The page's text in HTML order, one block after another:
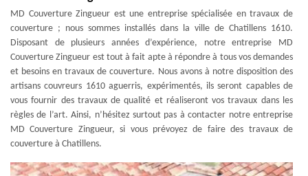
MD Couverture Zingueur est une entreprise spécialisée en travaux de
couverture ; nous sommes installés dans la ville de Chatillens 1610.
Disposant de plusieurs années d’expérience, notre entreprise MD
Couverture Zingueur est tout à fait apte à répondre à tous vos demandes
et besoins en travaux de couverture. Nous avons à notre disposition des
artisans couvreurs 1610 aguerris, expérimentés, ils seront capables de
vous fournir des travaux de qualité et réaliseront vos travaux dans les
règles de l’art. Ainsi, n’hésitez surtout pas à contacter notre entreprise
MD Couverture Zingueur, si vous prévoyez de faire des travaux de
couverture à Chatillens.